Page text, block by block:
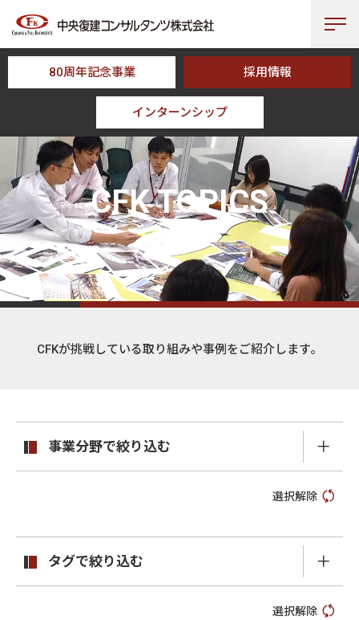
80周年記念事業 採用情報
インターンシップ
CFK TOPICS
トピックス
CFKが挑戦している取り組みや事例をご紹介します。
事業分野で絞り込む
選択解除
タグで絞り込む
選択解除